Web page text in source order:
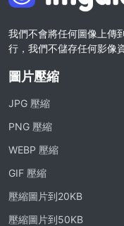
我們不會將任何圖像上傳
行，我們不儲存任何影像資
圖片壓縮
JPG 壓縮
PNG 壓縮
WEBP 壓縮
GIF 壓縮
壓縮圖片到20KB
壓縮圖片到50KB